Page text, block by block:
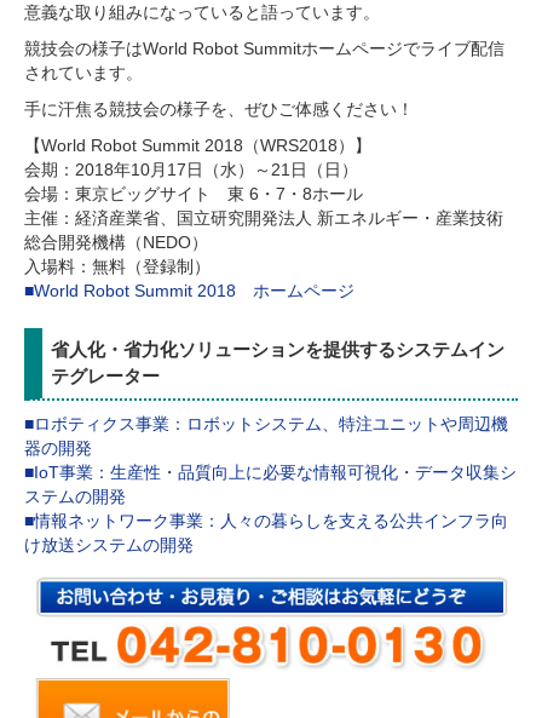
意義な取り組みになっていると語っています。
競技会の様子はWorld Robot Summitホームページでライブ配信
されています。
手に汗焦る競技会の様子を、ぜひご体感ください！
【World Robot Summit 2018（WRS2018）】
会期：2018年10月17日（水）～21日（日）
会場：東京ビッグサイト 東 6・7・8ホール
主催：経済産業省、国立研究開発法人 新エネルギー・産業技術
総合開発機構（NEDO）
入場料：無料（登録制）
■World Robot Summit 2018 ホームページ
省人化・省力化ソリューションを提供するシステムイン
テグレーター
■ロボティクス事業：ロボットシステム、特注ユニットや周辺機
器の開発
■IoT事業：生産性・品質向上に必要な情報可視化・データ収集シ
ステムの開発
■情報ネットワーク事業：人々の暮らしを支える公共インフラ向
け放送システムの開発